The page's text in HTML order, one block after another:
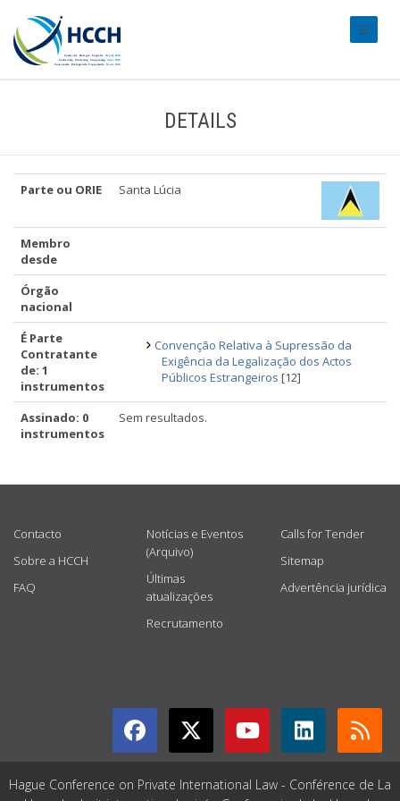
DETAILS
Parte ou ORIE Santa Lúcia
Membro
desde
Órgão
nacional
É Parte
Contratante
de: 1
instrumentos
Convenção Relativa à Supressão da
Exigência da Legalização dos Actos
Públicos Estrangeiros [12]
Assinado: 0
instrumentos
Sem resultados.
Contacto
Sobre a HCCH
FAQ
Notícias e Eventos
(Arquivo)
Últimas
atualizações
Recrutamento
Calls for Tender
Sitemap
Advertência jurídica
Hague Conference on Private International Law - Conférence de La